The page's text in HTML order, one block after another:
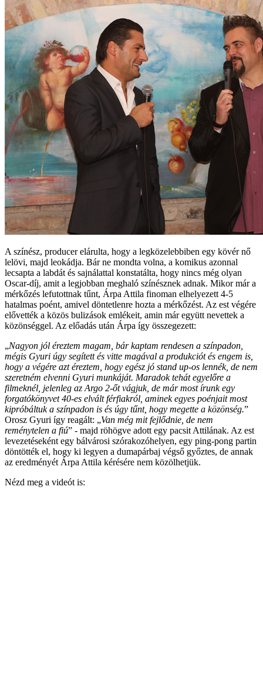
A színész, producer elárulta, hogy a legközelebbiben egy kövér nő
lelövi, majd leokádja. Bár ne mondta volna, a komikus azonnal
lecsapta a labdát és sajnálattal konstatálta, hogy nincs még olyan
Oscar-díj, amit a legjobban meghaló színésznek adnak. Mikor már a
mérkőzés lefutottnak tűnt, Árpa Attila finoman elhelyezett 4-5
hatalmas poént, amivel döntetlenre hozta a mérkőzést. Az est végére
elővették a közös bulizások emlékeit, amin már együtt nevettek a
közönséggel. Az előadás után Árpa így összegezett:
„Nagyon jól éreztem magam, bár kaptam rendesen a színpadon,
mégis Gyuri úgy segített és vitte magával a produkciót és engem is,
hogy a végére azt éreztem, hogy egész jó stand up-os lennék, de nem
szeretném elvenni Gyuri munkáját. Maradok tehát egyelőre a
filmeknél, jelenleg az Argo 2-őt vágjuk, de már most írunk egy
forgatókönyvet 40-es elvált férfiakról, aminek egyes poénjait most
kipróbáltuk a színpadon is és úgy tűnt, hogy megette a közönség.”
Orosz Gyuri így reagált: „Van még mit fejlődnie, de nem
reménytelen a fiú” - majd röhögve adott egy pacsit Attilának. Az est
levezetéseként egy bálvárosi szórakozóhelyen, egy ping-pong partin
döntötték el, hogy ki legyen a dumapárbaj végső győztes, de annak
az eredményét Árpa Attila kérésére nem közölhetjük.
Nézd meg a videót is: